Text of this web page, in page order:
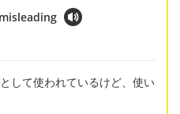
して使われているけど、使い